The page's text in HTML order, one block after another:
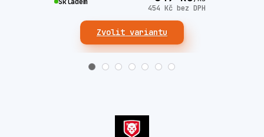
454 Kč bez DPH
Zvolit variantu